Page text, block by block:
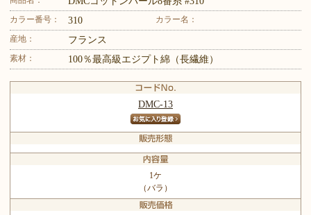
カラー番号： 310
カラー名：
産地：
フランス
素材： 100％最高級エジプト綿（長繊維）
DMC-13
1ケ
（バラ）